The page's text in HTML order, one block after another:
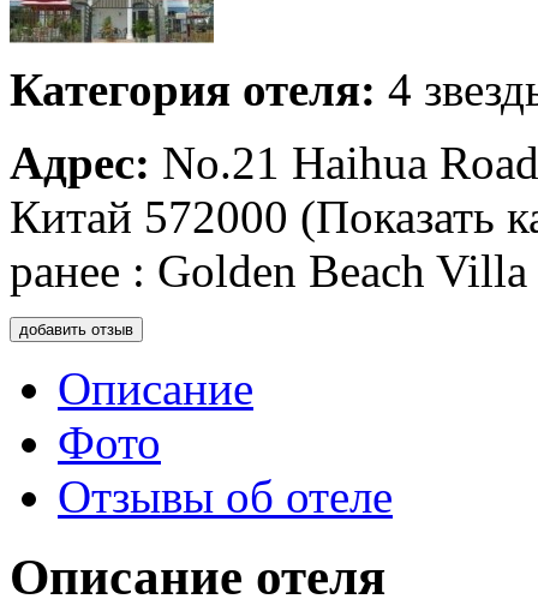
Категория отеля: 4
Адрес: No.21 Haihua
Китай 572000 (Показать
ранее : Golden Beach Villa
добавить отзыв
Описание
Фото
Отзывы об отеле
Описание отеля